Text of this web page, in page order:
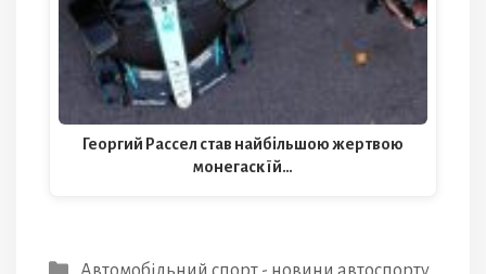
Георгий Рассел став найбільшою жертвою
монегаскїй…
Категорії